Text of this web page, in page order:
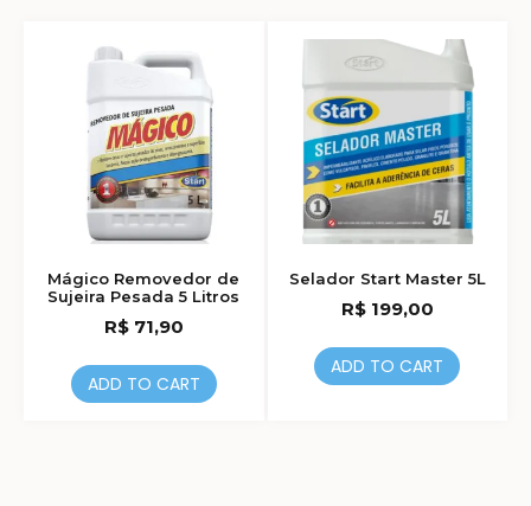
Mágico Removedor de
Sujeira Pesada 5 Litros
R$71,90
ADD TO CART
Selador Start Master 5L
R$199,00
ADD TO CART